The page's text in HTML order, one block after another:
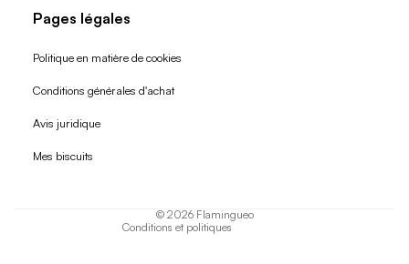
Pages légales
Politique en matière de cookies
Conditions générales d'achat
Avis juridique
Mes biscuits
© 2026 Flamingueo
Conditions et politiques
Politique de remboursement